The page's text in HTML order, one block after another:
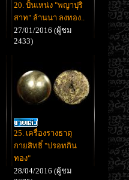
20. ปั้นเหน่ง "พญาปุริ
สาท" ล้านนา ลงทอง..
27/01/2016 (ผู้ชม
2433)
25. เครื่องรางธาตุ
กายสิทธิ์ "ปรอทกิน
ทอง"
28/04/2016 (ผู้ชม